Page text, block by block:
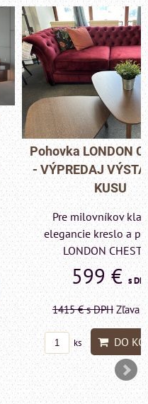
Pohovka LONDON
- VÝPREDAJ
KUSU
Pre milovníkov
elegancie kreslo a
LONDON
599 €s
1415 €s DPH Zľava
ks DO